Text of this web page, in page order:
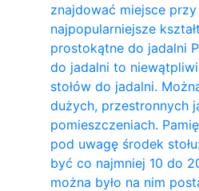
znajdować miejsce
najpopularniejsze
prostokątne do jadalni
do jadalni to
stołów do jadalni.
dużych, przestronnych
pomieszczeniach.
pod uwagę środek
być co najmniej 10 do
można było na nim